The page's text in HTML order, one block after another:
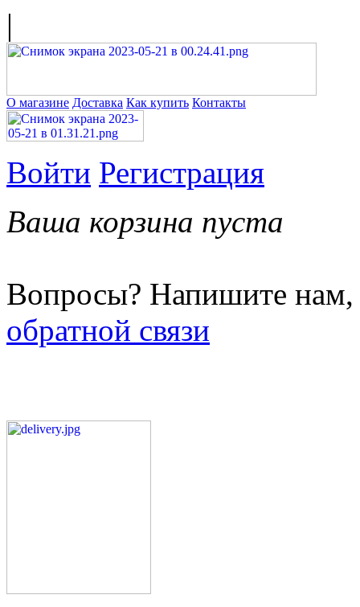
|
О магазине Доставка Как купить Контакты
Войти Регистрация
Ваша корзина пуста
Вопросы? Напишите нам,
обратной связи